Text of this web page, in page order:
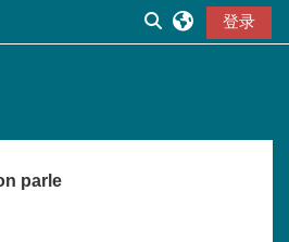
切换搜索输入
登录
parle